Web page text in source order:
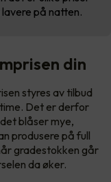
på natten.
din
styres av tilbud
Det er derfor
blåser mye,
produsere på full
gradestokken går
da øker.